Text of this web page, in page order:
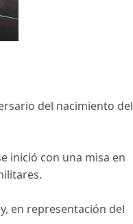
del nacimiento del
inició con una misa en
en representación del